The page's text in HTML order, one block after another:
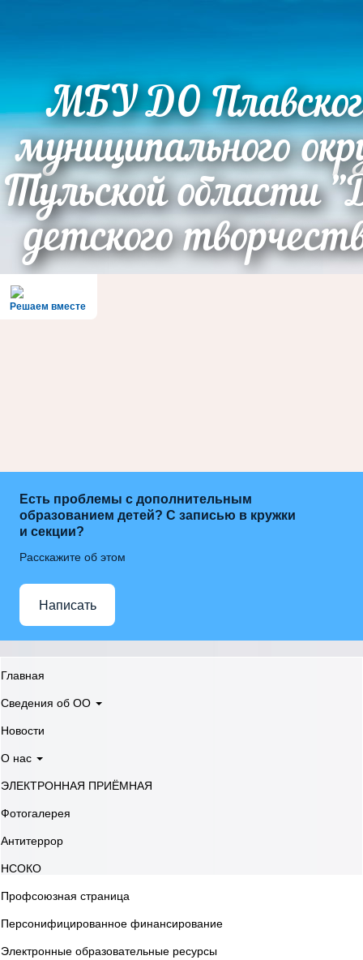
МБУ ДО
муниципального
Тульской области
детского
Решаем вместе
Есть проблемы с дополнительным
образованием детей? С записью в кружки
и секции?
Расскажите об этом
Написать
Главная
Сведения об ОО
Новости
О нас
ЭЛЕКТРОННАЯ ПРИЁМНАЯ
Фотогалерея
Антитеррор
НСОКО
Профсоюзная страница
Персонифицированное финансирование
Электронные образовательные ресурсы